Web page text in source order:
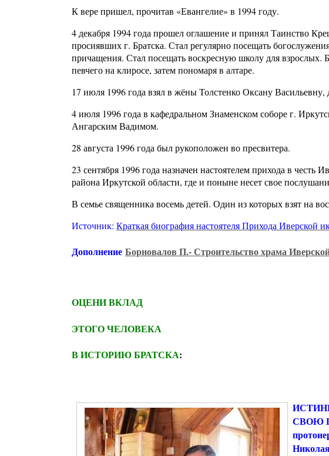
К вере пришел, прочитав «Евангелие» в 1994 году.
4 декабря 1994 года прошел оглашение и принял Таинство
просиявших г. Братска. Стал регулярно посещать
причащения. Стал посещать воскресную школу для
певчего на клиросе, затем пономаря в алтаре.
17 июля 1996 года взял в жёны Толстенко Оксану
4 июля 1996 года в кафедральном Знаменском соборе г.
Ангарским Вадимом.
28 августа 1996 года был рукоположен во пресвитера.
23 сентября 1996 года назначен настоятелем прихода в
района Иркутской области, где и поныне несет свое
В семье священника восемь детей. Один из которых взят на
Источник: Краткая биография настоятеля Прихода Иверской
Дополнение Борновалов П.- Строительство храма
ОЦЕНИ ВКЛАД
ЭТОГО ЧЕЛОВЕКА
В ИСТОРИЮ БРАТСКА:
СВОЮ